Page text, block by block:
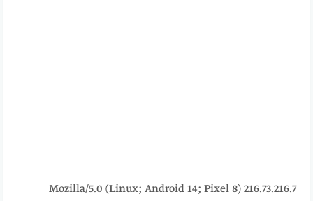
216.73.216.7 Mozilla/5.0 (Linux; Android 14; Pixel 8)